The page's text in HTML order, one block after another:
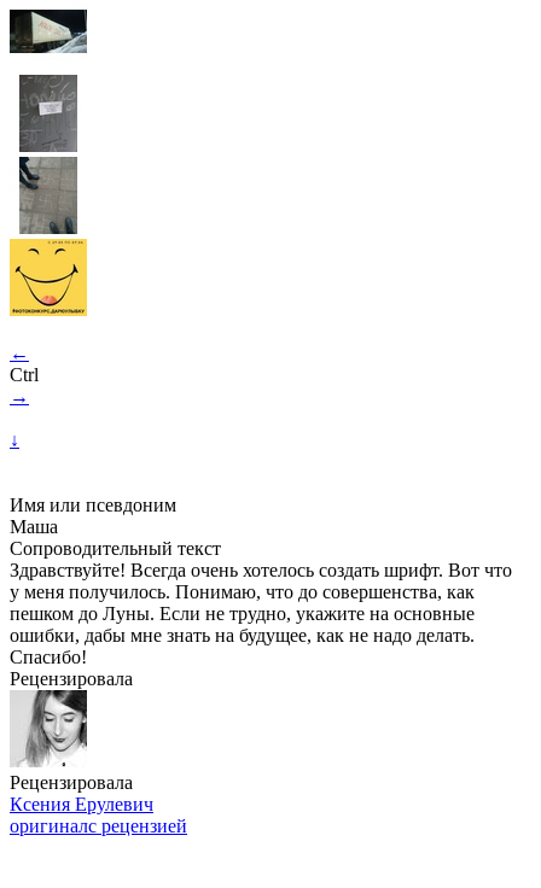
←
Ctrl
→
↓
Имя или псевдоним
Маша
Сопроводительный текст
Здравствуйте! Всегда очень хотелось создать шрифт. Вот что
у меня получилось. Понимаю, что до совершенства, как
пешком до Луны. Если не трудно, укажите на основные
ошибки, дабы мне знать на будущее, как не надо делать.
Спасибо!
Рецензировала
Рецензировала
Ксения Ерулевич
оригиналс рецензией